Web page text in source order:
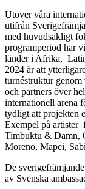
Utöver våra
utifrån
med huvudsakligt
programperiod har
länder i Afrika,
2024 är att
turnéstruktur genom
och partners över
internationell arena
tydligt att projekten
Exempel på artister
Timbuktu & Damn,
Moreno, Mapei,
De
av Svenska